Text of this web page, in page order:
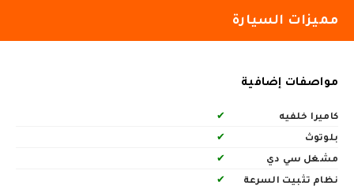
مميزات السيارة
مواصفات إضافية
كاميرا خلفيه
✔
بلوتوث
✔
مشغل سي دي
✔
نظام تثبيت السرعة
✔